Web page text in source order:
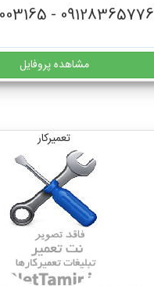
09128365776 - 09367003165
مشاهده پروفایل
تعمیرکار